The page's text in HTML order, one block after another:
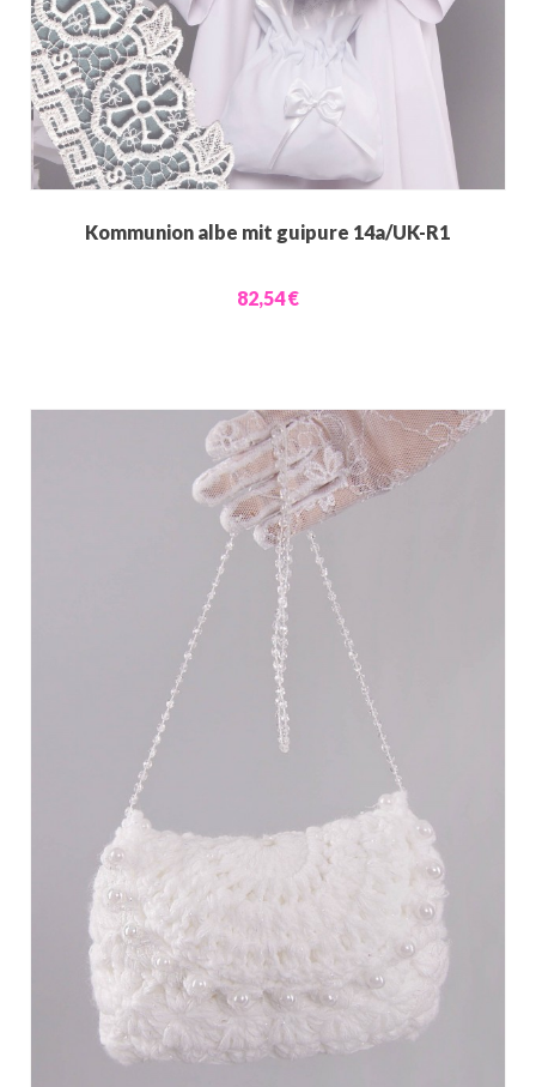
Kommunion albe mit guipure 14a/UK-R1
82,54 €